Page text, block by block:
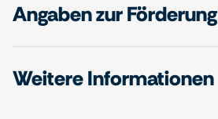
Angaben zur Förderung
Weitere Informationen